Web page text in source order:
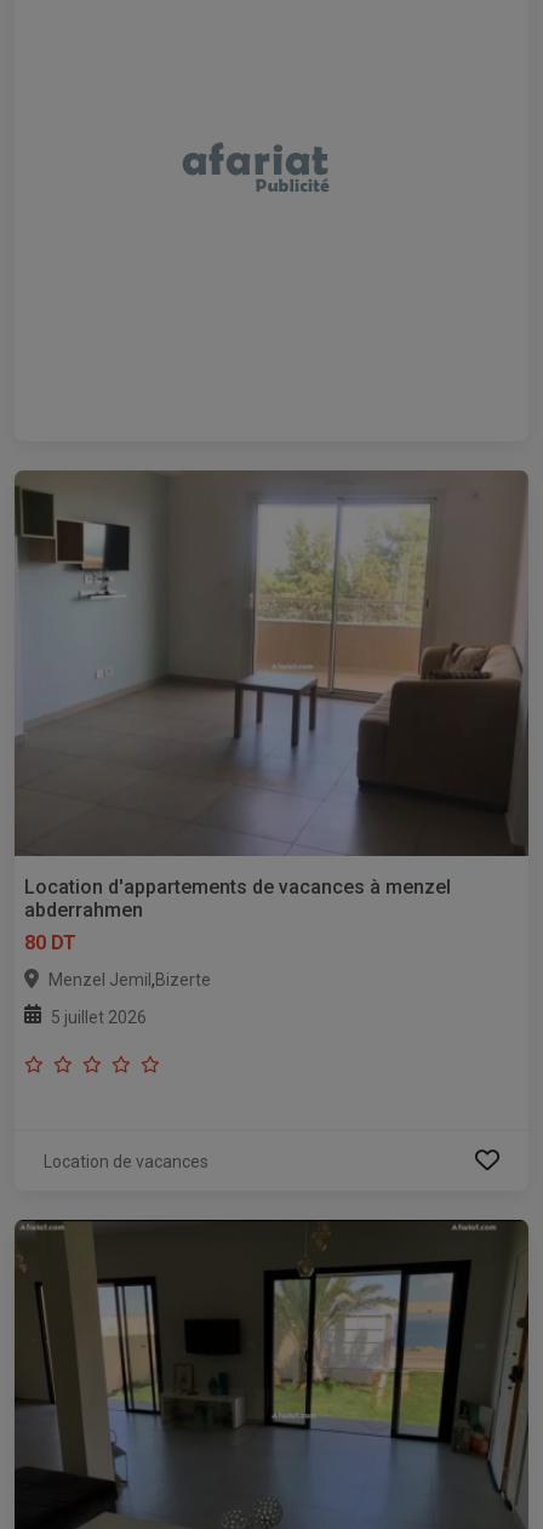
Location d'appartements de vacances à menzel
abderrahmen
80 DT
Menzel Jemil ,Bizerte
5 juillet 2026
Location de vacances